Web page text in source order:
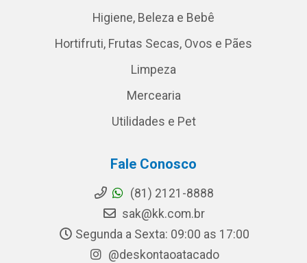
Higiene, Beleza e Bebê
Hortifruti, Frutas Secas, Ovos e Pães
Limpeza
Mercearia
Utilidades e Pet
Fale Conosco
(81) 2121-8888
sak@kk.com.br
Segunda a Sexta: 09:00 as 17:00
@deskontaoatacado